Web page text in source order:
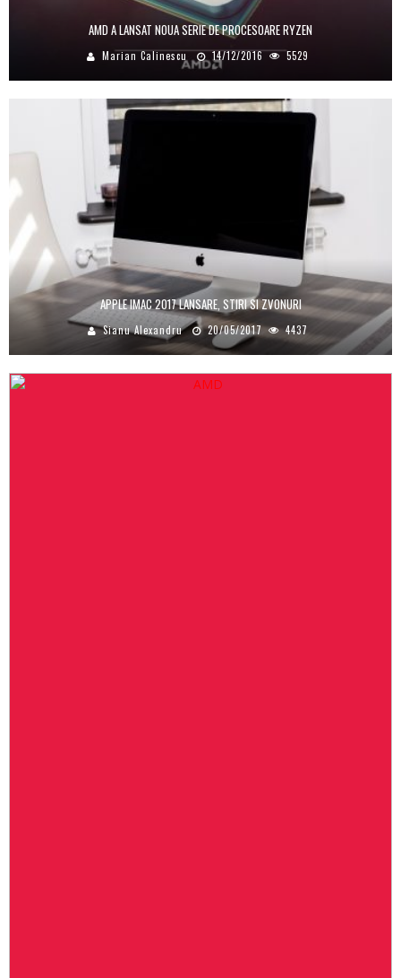
AMD A LANSAT NOUA SERIE DE PROCESOARE RYZEN
Marian Calinescu 14/12/2016 5529
APPLE IMAC 2017 LANSARE, STIRI SI ZVONURI
Sianu Alexandru 20/05/2017 4437